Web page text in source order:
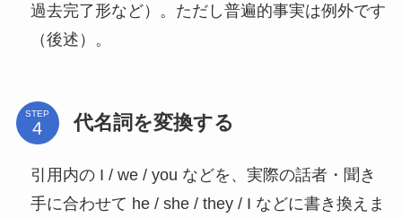
過去完了形など）。ただし普遍的事実は例外です
（後述）。
STEP 代名詞を変換する
引用内の I / we / you などを、実際の話者・聞き
手に合わせて he / she / they / I などに書き換えま